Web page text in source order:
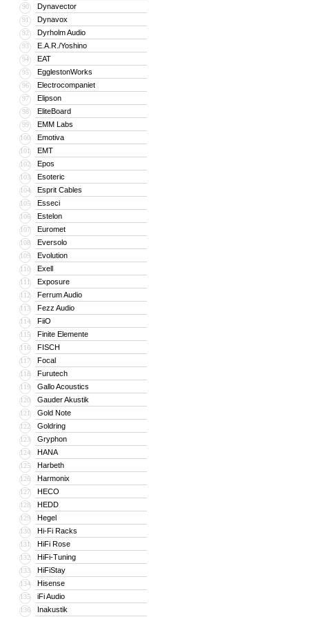
90 Dynavector
91 Dynavox
92 Dyrholm Audio
93 E.A.R./Yoshino
94 EAT
95 EgglestonWorks
96 Electrocompaniet
97 Elipson
98 EliteBoard
99 EMM Labs
100 Emotiva
101 EMT
102 Epos
103 Esoteric
104 Esprit Cables
105 Esseci
106 Estelon
107 Euromet
108 Eversolo
109 Evolution
110 Exell
111 Exposure
112 Ferrum Audio
113 Fezz Audio
114 FiiO
115 Finite Elemente
116 FISCH
117 Focal
118 Furutech
119 Gallo Acoustics
120 Gauder Akustik
121 Gold Note
122 Goldring
123 Gryphon
124 HANA
125 Harbeth
126 Harmonix
127 HECO
128 HEDD
129 Hegel
130 Hi-Fi Racks
131 HiFi Rose
132 HiFi-Tuning
133 HiFiStay
134 Hisense
135 iFi Audio
136 Inakustik